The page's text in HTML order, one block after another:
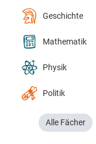
Geschichte
Mathematik
Physik
Politik
Alle Fächer